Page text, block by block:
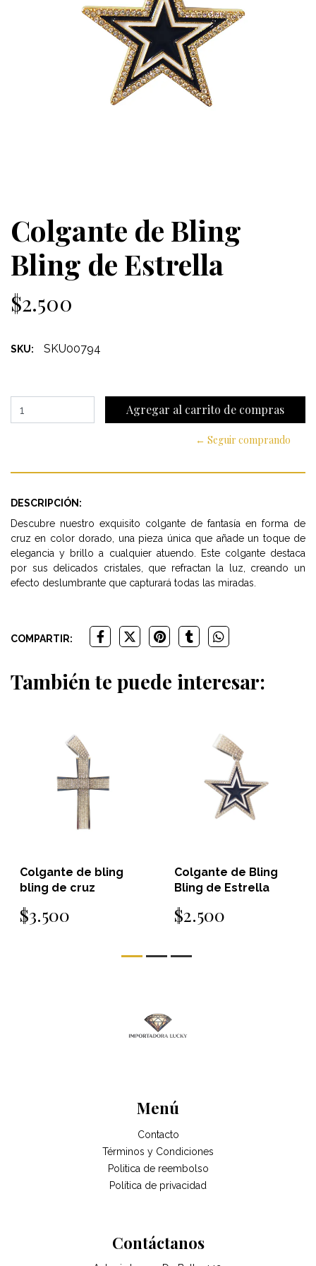
Colgante de Bling
Bling de Estrella
$2.500
SKU: SKU00794
← Seguir comprando
DESCRIPCIÓN:
Descubre nuestro exquisito colgante de fantasía en forma de
cruz en color dorado, una pieza única que añade un toque de
elegancia y brillo a cualquier atuendo. Este colgante destaca
por sus delicados cristales, que refractan la luz, creando un
efecto deslumbrante que capturará todas las miradas.
COMPARTIR:
También te puede interesar:
Colgante de bling
bling de cruz
$3.500
Colgante de Bling
Bling de Estrella
$2.500
Menú
Contacto
Términos y Condiciones
Politica de reembolso
Política de privacidad
Contáctanos